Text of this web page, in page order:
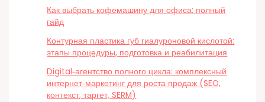
Как выбрать кофемашину для офиса: полный
гайд
Контурная пластика губ гиалуроновой кислотой:
этапы процедуры, подготовка и реабилитация
Digital‑агентство полного цикла: комплексный
интернет‑маркетинг для роста продаж (SEO,
контекст, таргет, SERM)